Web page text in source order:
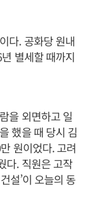
다. 공화당 원내
별세할 때까지
을 외면하고 일
했을 때 당시 김
원이었다. 고려
다. 직원은 고작
설’이 오늘의 동